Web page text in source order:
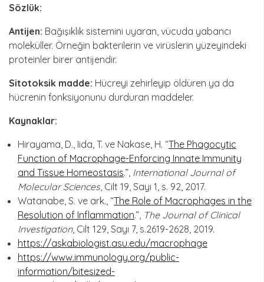
Sözlük:
Antijen: Bağışıklık sistemini uyaran, vücuda yabancı
moleküller. Örneğin bakterilerin ve virüslerin yüzeyindeki
proteinler birer antijendir.
Sitotoksik madde: Hücreyi zehirleyip öldüren ya da
hücrenin fonksiyonunu durduran maddeler.
Kaynaklar:
Hirayama, D., Iida, T. ve Nakase, H. “The Phagocytic
Function of Macrophage-Enforcing Innate Immunity
and Tissue Homeostasis.”, International Journal of
Molecular Sciences, Cilt 19, Sayı 1, s. 92, 2017.
Watanabe, S. ve ark., “The Role of Macrophages in the
Resolution of Inflammation.”, The Journal of Clinical
Investigation, Cilt 129, Sayı 7, s.2619-2628, 2019.
https://askabiologist.asu.edu/macrophage
https://www.immunology.org/public-
information/bitesized-